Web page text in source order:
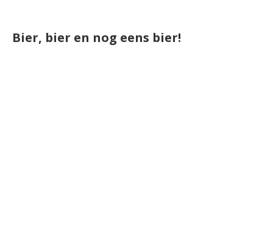
Bier, bier en nog eens bier!